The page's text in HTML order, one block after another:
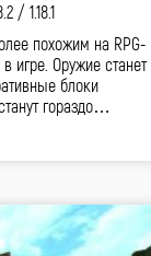
/ 1.18.1
похожим на RPG-
игре. Оружие станет
блоки
гораздо…